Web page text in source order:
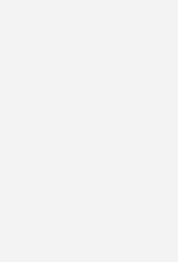
vom Stand der Technik in der
für das Unternehmen. Der
liegen.
oder das Unternehmen
eigenen innovativen Beitrag.
neuer Produkte,